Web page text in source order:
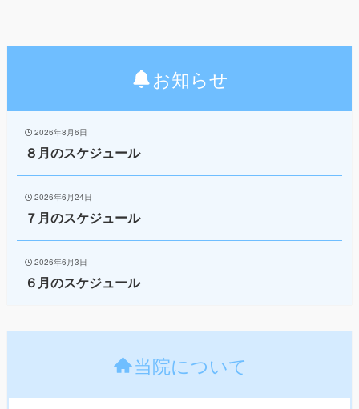
お知らせ
2026年8月6日
８月のスケジュール
2026年6月24日
７月のスケジュール
2026年6月3日
６月のスケジュール
当院について